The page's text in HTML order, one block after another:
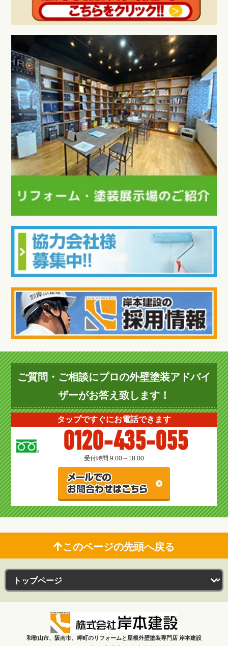
ご質問・ご相談にプロの外壁塗装アドバイ
ザーがお答え致します！
タップですぐにお電話できます
0120-435-055
受付時間 9:00～18:00
このページの先頭へ戻る
和歌山市、阪南市、岬町のリフォームと屋根外壁塗装専門店 岸本建設